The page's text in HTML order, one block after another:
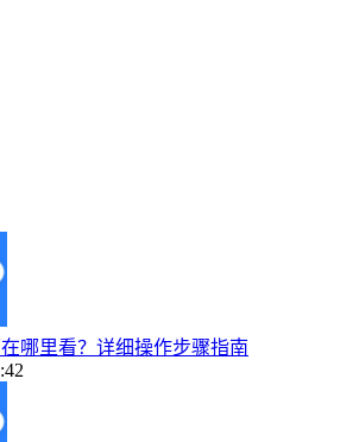
哪里看？详细操作步骤指南